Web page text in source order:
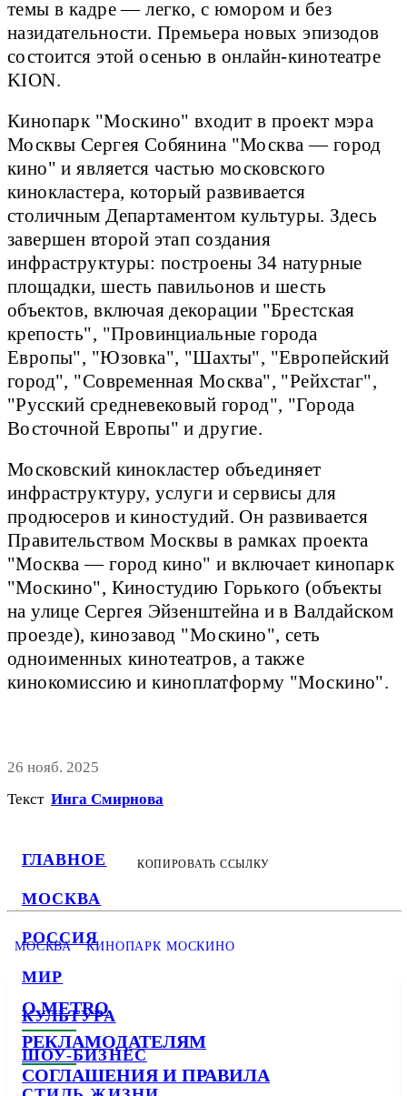
ГЛАВНОЕ
МОСКВА
РОССИЯ
МИР
КУЛЬТУРА
ШОУ-БИЗНЕС
темы в кадре — легко, с юмором и без
назидательности. Премьера новых эпизодов
состоится этой осенью в онлайн-кинотеатре
KION.
Кинопарк "Москино" входит в проект мэра
Москвы Сергея Собянина "Москва — город
кино" и является частью московского
кинокластера, который развивается
столичным Департаментом культуры. Здесь
завершен второй этап создания
инфраструктуры: построены 34 натурные
площадки, шесть павильонов и шесть
объектов, включая декорации "Брестская
крепость", "Провинциальные города
Европы", "Юзовка", "Шахты", "Европейский
город", "Современная Москва", "Рейхстаг",
"Русский средневековый город", "Города
Восточной Европы" и другие.
Московский кинокластер объединяет
инфраструктуру, услуги и сервисы для
продюсеров и киностудий. Он развивается
Правительством Москвы в рамках проекта
"Москва — город кино" и включает кинопарк
"Москино", Киностудию Горького (объекты
на улице Сергея Эйзенштейна и в Валдайском
проезде), кинозавод "Москино", сеть
одноименных кинотеатров, а также
кинокомиссию и киноплатформу "Москино".
26 нояб. 2025
Текст Инга Смирнова
КОПИРОВАТЬ ССЫЛКУ
МОСКВА КИНОПАРК МОСКИНО
О METRO
РЕКЛАМОДАТЕЛЯМ
СОГЛАШЕНИЯ И ПРАВИЛА